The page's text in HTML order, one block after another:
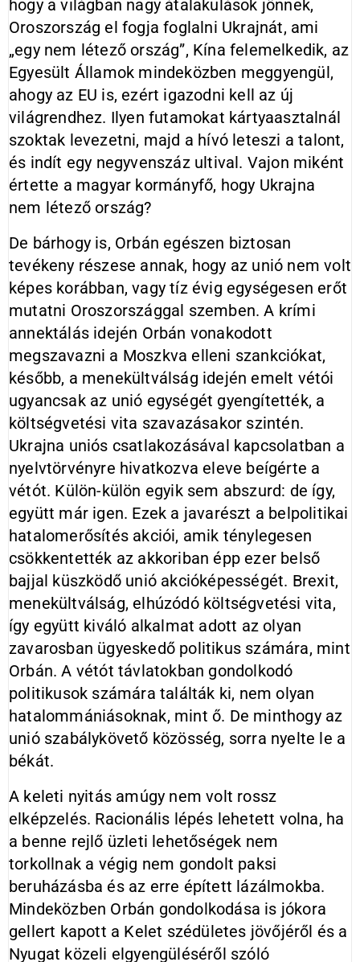
hogy a világban nagy átalakulások jönnek,
Oroszország el fogja foglalni Ukrajnát, ami
„egy nem létező ország”, Kína felemelkedik, az
Egyesült Államok mindeközben meggyengül,
ahogy az EU is, ezért igazodni kell az új
világrendhez. Ilyen futamokat kártyaasztalnál
szoktak levezetni, majd a hívó leteszi a talont,
és indít egy negyvenszáz ultival. Vajon miként
értette a magyar kormányfő, hogy Ukrajna
nem létező ország?
De bárhogy is, Orbán egészen biztosan
tevékeny részese annak, hogy az unió nem volt
képes korábban, vagy tíz évig egységesen erőt
mutatni Oroszországgal szemben. A krími
annektálás idején Orbán vonakodott
megszavazni a Moszkva elleni szankciókat,
később, a menekültválság idején emelt vétói
ugyancsak az unió egységét gyengítették, a
költségvetési vita szavazásakor szintén.
Ukrajna uniós csatlakozásával kapcsolatban a
nyelvtörvényre hivatkozva eleve beígérte a
vétót. Külön-külön egyik sem abszurd: de így,
együtt már igen. Ezek a javarészt a belpolitikai
hatalomerősítés akciói, amik ténylegesen
csökkentették az akkoriban épp ezer belső
bajjal küszködő unió akcióképességét. Brexit,
menekültválság, elhúzódó költségvetési vita,
így együtt kiváló alkalmat adott az olyan
zavarosban ügyeskedő politikus számára, mint
Orbán. A vétót távlatokban gondolkodó
politikusok számára találták ki, nem olyan
hatalommániásoknak, mint ő. De minthogy az
unió szabálykövető közösség, sorra nyelte le a
békát.
A keleti nyitás amúgy nem volt rossz
elképzelés. Racionális lépés lehetett volna, ha
a benne rejlő üzleti lehetőségek nem
torkollnak a végig nem gondolt paksi
beruházásba és az erre épített lázálmokba.
Mindeközben Orbán gondolkodása is jókora
gellert kapott a Kelet szédületes jövőjéről és a
Nyugat közeli elgyengüléséről szóló